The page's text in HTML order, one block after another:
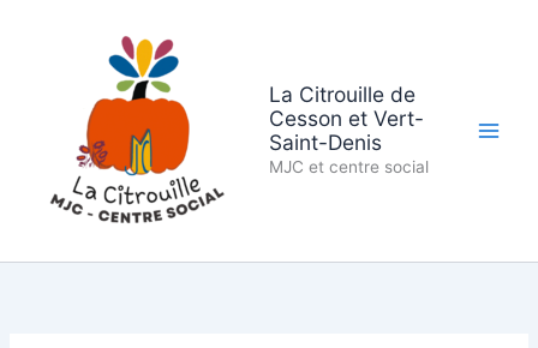
La Citrouille de
Cesson et Vert-
Saint-Denis
MJC et centre social